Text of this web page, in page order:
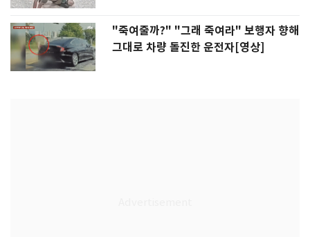
"죽여줄까?" "그래 죽여라" 보행자 향해
그대로 차량 돌진한 운전자[영상]